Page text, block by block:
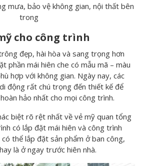
mưa, bảo vệ không gian, nội thất bên
trong
cho công trình
đẹp, hài hòa và sang trọng hơn
phần mái hiên che có mẫu mã – màu
hợp với không gian. Ngày nay, các
động rất chú trọng đến thiết kế để
hảo nhất cho mọi công trình.
biệt rõ rệt nhất về vẻ mỹ quan tổng
có lắp đặt mái hiên và công trình
thể lắp đặt sản phẩm ở ban công,
là ở ngay trước hiên nhà.